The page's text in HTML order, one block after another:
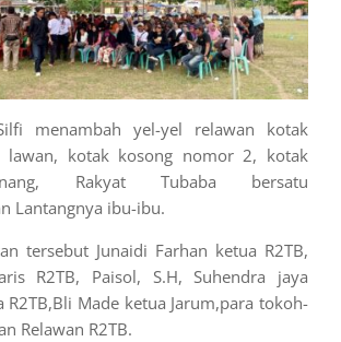
menambah yel-yel relawan kotak
lawan, kotak kosong nomor 2, kotak
Rakyat Tubaba bersatu
Lantangnya ibu-ibu.
tersebut Junaidi Farhan ketua R2TB,
R2TB, Paisol, S.H, Suhendra jaya
R2TB,Bli Made ketua Jarum,para tokoh-
Relawan R2TB.